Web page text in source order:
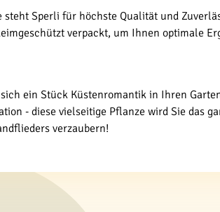
Sperli für höchste Qualität und
verpackt, um Ihnen optimale
ein Stück Küstenromantik in Ihren
- diese vielseitige Pflanze wird Sie das
verzaubern!